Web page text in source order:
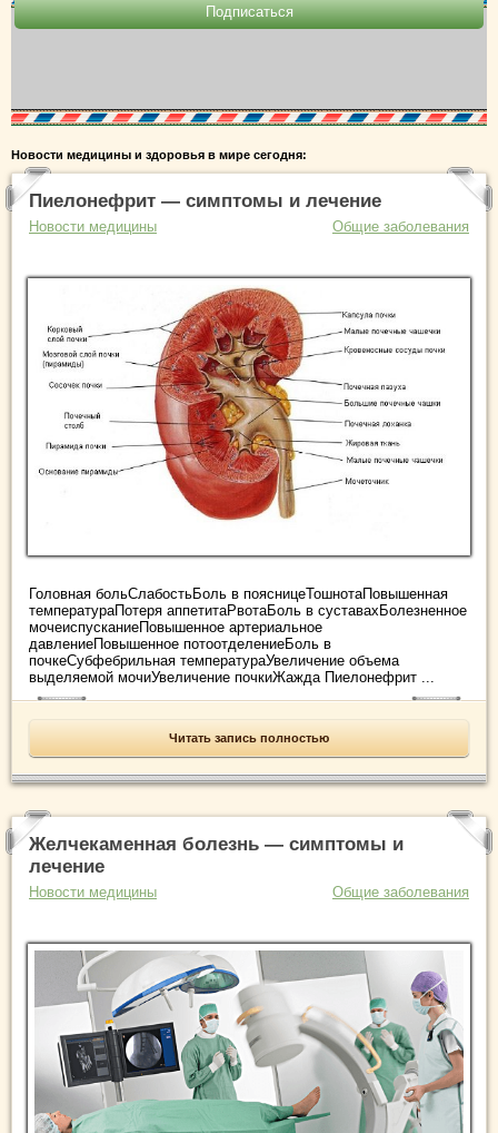
Новости медицины и здоровья в мире сегодня:
Пиелонефрит — симптомы и лечение
Новости медицины Общие заболевания
Головная больСлабостьБоль в поясницеТошнотаПовышенная
температураПотеря аппетитаРвотаБоль в суставахБолезненное
мочеиспусканиеПовышенное артериальное
давлениеПовышенное потоотделениеБоль в
почкеСубфебрильная температураУвеличение объема
выделяемой мочиУвеличение почкиЖажда Пиелонефрит ...
Читать запись полностью
Желчекаменная болезнь — симптомы и
лечение
Новости медицины Общие заболевания